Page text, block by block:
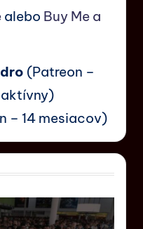
alebo Buy Me a
(Patreon –
aktívny)
– 14 mesiacov)